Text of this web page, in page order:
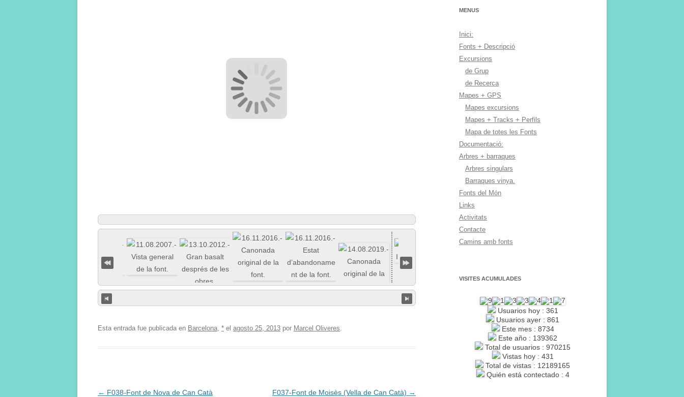
Esta entrada fue publicada en Barcelona, * el agosto 25, 2013 por Marcel Oliveres.
Navegación
← F038-Font de Nova de Can Catà F037-Font de Moisès (Vella de Can Catà) →
MENUS
Inici:
Fonts + Descripció
Excursions
de Grup
de Recerca
Mapes + GPS
Mapes excursions
Mapes + Tracks + Perfils
Mapa de totes les Fonts
Documentació:
Arbres + barraques
Arbres singulars
Barraques vinya.
Fonts del Món
Links
Activitats
Contacte
Camins amb fonts
VISITES ACUMULADES
Usuarios hoy : 361
Usuarios ayer : 861
Este mes : 8734
Este año : 139362
Total de usuarios : 970215
Vistas hoy : 431
Total de vistas : 12189165
Quién está contectado : 4